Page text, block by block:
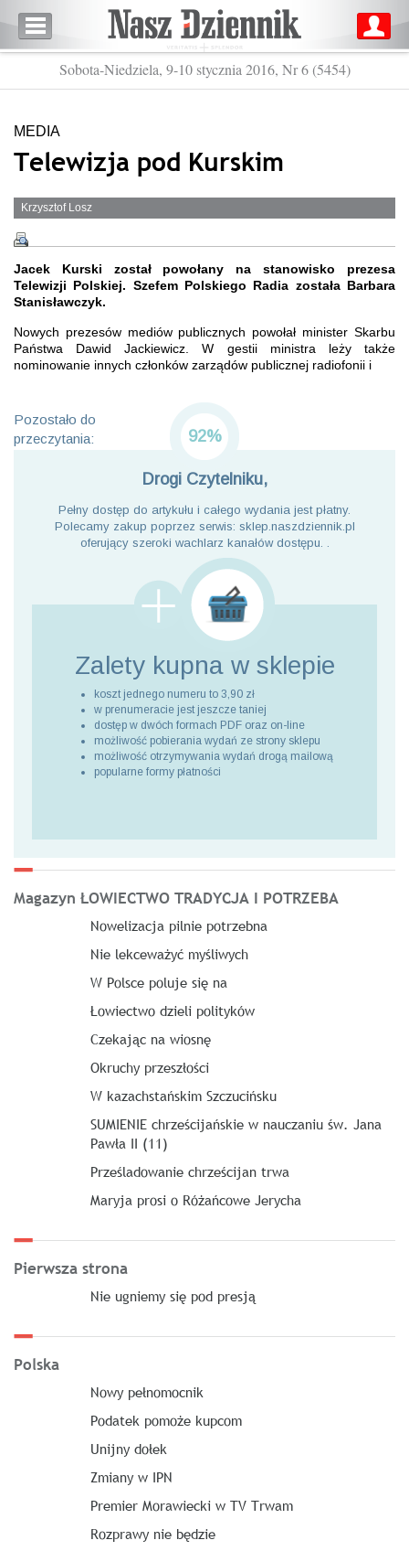
Sobota-Niedziela, 9-10 stycznia 2016, Nr 6 (5454)
MEDIA
Telewizja pod Kurskim
Krzysztof Losz
Jacek Kurski został powołany na stanowisko prezesa
Telewizji Polskiej. Szefem Polskiego Radia została Barbara
Stanisławczyk.
Nowych prezesów mediów publicznych powołał minister Skarbu
Państwa Dawid Jackiewicz. W gestii ministra leży także
nominowanie innych członków zarządów publicznej radiofonii i
Pozostało do
przeczytania:
92%
Drogi Czytelniku,
Pełny dostęp do artykułu i całego wydania jest płatny.
Polecamy zakup poprzez serwis: sklep.naszdziennik.pl
oferujący szeroki wachlarz kanałów dostępu. .
Zalety kupna w sklepie
koszt jednego numeru to 3,90 zł
w prenumeracie jest jeszcze taniej
dostęp w dwóch formach PDF oraz on-line
możliwość pobierania wydań ze strony sklepu
możliwość otrzymywania wydań drogą mailową
popularne formy płatności
Magazyn ŁOWIECTWO TRADYCJA I POTRZEBA
Nowelizacja pilnie potrzebna
Nie lekceważyć myśliwych
W Polsce poluje się na
Łowiectwo dzieli polityków
Czekając na wiosnę
Okruchy przeszłości
W kazachstańskim Szczucińsku
SUMIENIE chrześcijańskie w nauczaniu św. Jana
Pawła II (11)
Prześladowanie chrześcijan trwa
Maryja prosi o Różańcowe Jerycha
Pierwsza strona
Nie ugniemy się pod presją
Polska
Nowy pełnomocnik
Podatek pomoże kupcom
Unijny dołek
Zmiany w IPN
Premier Morawiecki w TV Trwam
Rozprawy nie będzie